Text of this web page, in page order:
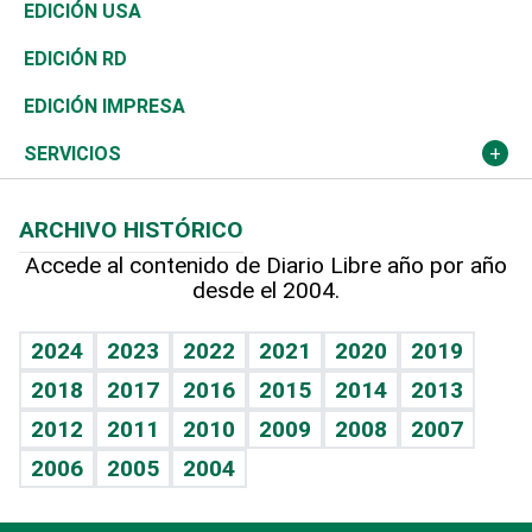
Ocenanía
Caribe
Resto del mundo
Vivienda
Telecom.
Global y variable
Economía personal
Buena Vida
Sociales
Novedades
Podcast Arte Libre
Hablando con el pediatra
Vida y familia
Eñe
Celebrando la vida
Sin complejos
Ciclismo
Tenis
Olimpismo
Más deportes
Línea de hit
TBT Deportivo
En Directo
El Espía
Noticiero Poteleche
Columnistas
Más firmas
Tecnología
Historia
Martes de tecnología
Cambio climático
Economía
Revista
Deportes
Opinión
Hecho en casa
Guía del dinero
EDICIÓN USA
EDICIÓN RD
EDICIÓN IMPRESA
SERVICIOS
Cumpleaños
Horóscopos
Crucigramas
ARCHIVO HISTÓRICO
Accede al contenido de Diario Libre año por año
desde el 2004.
2024 2023 2022 2021 2020
2019
2018
2017 2016 2015 2014
2013
2012
2011 2010 2009 2008
2007
2006
2005 2004